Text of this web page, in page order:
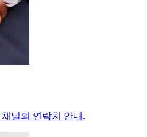
널의 연락처 안내.